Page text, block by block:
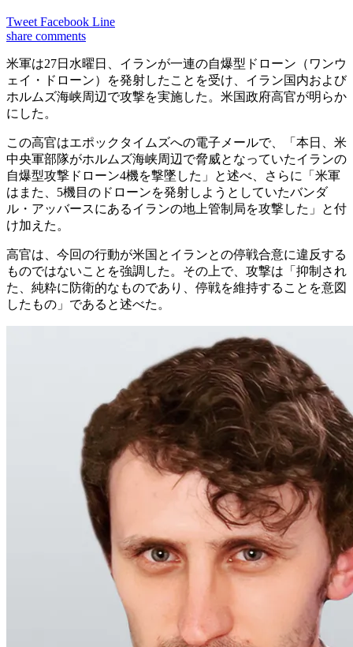
Tweet Facebook Line
share comments
米軍は27日水曜日、イランが一連の自爆型ドローン（ワンウ
ェイ・ドローン）を発射したことを受け、イラン国内および
ホルムズ海峡周辺で攻撃を実施した。米国政府高官が明らか
にした。
この高官はエポックタイムズへの電子メールで、「本日、米
中央軍部隊がホルムズ海峡周辺で脅威となっていたイランの
自爆型攻撃ドローン4機を撃墜した」と述べ、さらに「米軍
はまた、5機目のドローンを発射しようとしていたバンダ
ル・アッバースにあるイランの地上管制局を攻撃した」と付
け加えた。
高官は、今回の行動が米国とイランとの停戦合意に違反する
ものではないことを強調した。その上で、攻撃は「抑制され
た、純粋に防衛的なものであり、停戦を維持することを意図
したもの」であると述べた。